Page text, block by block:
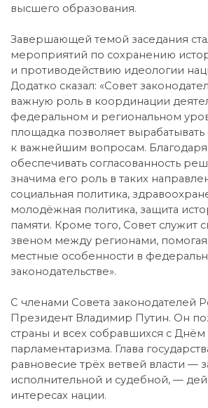
высшего образования.
Завершающей темой заседания
мероприятий по сохранению
и противодействию идеологии
Додатко сказал: «Совет
важную роль в координации
федеральном и региональном
площадка позволяет
к важнейшим вопросам. Благодаря
обеспечивать согласованность
значима его роль в таких
социальная политика,
молодёжная политика, защита
памяти. Кроме того, Совет служит
звеном между регионами, помогая
местные особенности в
законодательстве».
С членами Совета законодателей
Президент Владимир Путин. Он
страны и всех собравшихся с Днём
парламентаризма. Глава
равновесие трёх ветвей власти —
исполнительной и судебной, —
интересах нации.